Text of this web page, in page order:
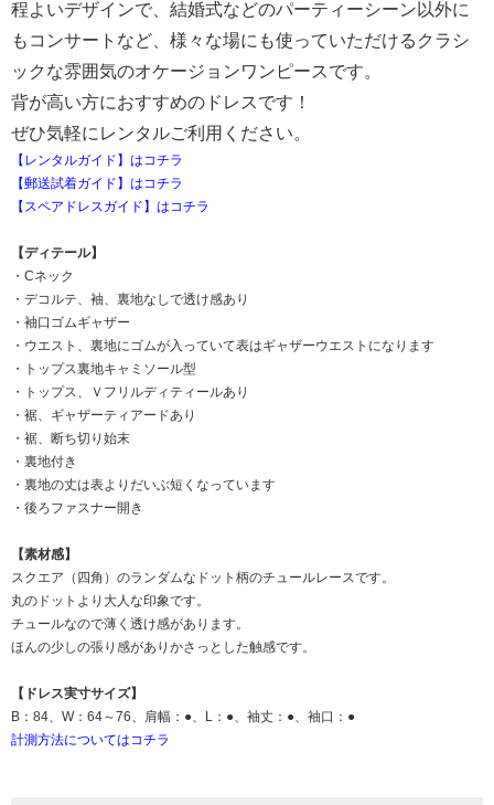
程よいデザインで、結婚式などのパーティーシーン以外に
もコンサートなど、様々な場にも使っていただけるクラシ
ックな雰囲気のオケージョンワンピースです。
背が高い方におすすめのドレスです！
ぜひ気軽にレンタルご利用ください。
【レンタルガイド】はコチラ
【郵送試着ガイド】はコチラ
【スペアドレスガイド】はコチラ
【ディテール】
・Cネック
・デコルテ、袖、裏地なしで透け感あり
・袖口ゴムギャザー
・ウエスト、裏地にゴムが入っていて表はギャザーウエストになります
・トップス裏地キャミソール型
・トップス、Ｖフリルディティールあり
・裾、ギャザーティアードあり
・裾、断ち切り始末
・裏地付き
・裏地の丈は表よりだいぶ短くなっています
・後ろファスナー開き
【素材感】
スクエア（四角）のランダムなドット柄のチュールレースです。
丸のドットより大人な印象です。
チュールなので薄く透け感があります。
ほんの少しの張り感がありかさっとした触感です。
【ドレス実寸サイズ】
B：84、W：64～76、肩幅：●、L：●、袖丈：●、袖口：●
計測方法についてはコチラ